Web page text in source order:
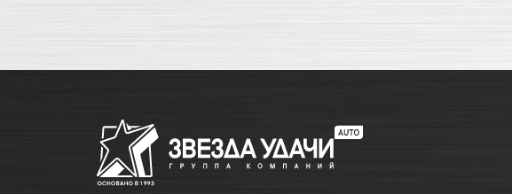
Нет в наличии Новосибирск, Богдана Хмельницкого, 1/1